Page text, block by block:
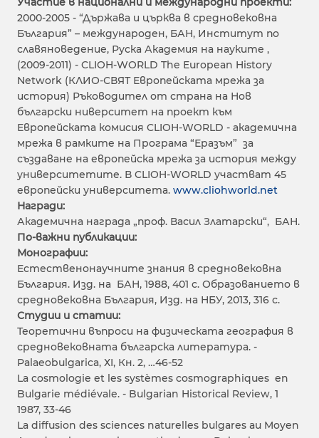
2000-2005 - “Държава и църква в средновековна
България” – международен, БАН, Институт по
славяноведение, Руска Академия на науките ,
(2009-2011) - CLIOH-WORLD The European History
Network (КЛИО-СВЯТ Европейската мрежа за
история) Ръководител от страна на Нов
български ниверситет на проект към
Европейската комисия CLIOH-WORLD - академична
мрежа в рамките на Програма “Еразъм” за
създаване на европейска мрежа за история между
университетите. В CLIOH-WORLD участват 45
европейски университета. www.cliohworld.net
Награди:
Академична награда „проф. Васил Златарски“, БАН.
По-важни публикации:
Монографии:
Естественонаучните знания в средновековна
България. Изд. на БАН, 1988, 401 с. Образованието в
средновековна България, Изд. на НБУ, 2013, 316 с.
Студии и статии:
Теоретични въпроси на физическата география в
средновековната българска литература. -
Palaeobulgarica, ХI, Кн. 2, …46-52
La cosmologie et les systèmes cosmographiques en
Bulgarie médiévale. - Bulgarian Historical Rеview, 1
1987, 33-46
La diffusion des sciences naturelles bulgares au Moyen